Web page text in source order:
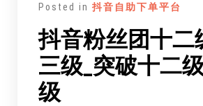
Posted in 抖音自助下单平台
抖音粉丝团十二
三级_突破十二
级